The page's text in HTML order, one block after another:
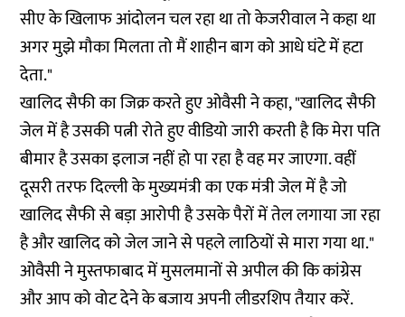
सीए के खिलाफ आंदोलन चल रहा था तो केजरीवाल ने कहा था
अगर मुझे मौका मिलता तो मैं शाहीन बाग को आधे घंटे में हटा
देता."
खालिद सैफी का जिक्र करते हुए ओवैसी ने कहा, "खालिद सैफी
जेल में है उसकी पत्नी रोते हुए वीडियो जारी करती है कि मेरा पति
बीमार है उसका इलाज नहीं हो पा रहा है वह मर जाएगा. वहीं
दूसरी तरफ दिल्ली के मुख्यमंत्री का एक मंत्री जेल में है जो
खालिद सैफी से बड़ा आरोपी है उसके पैरों में तेल लगाया जा रहा
है और खालिद को जेल जाने से पहले लाठियों से मारा गया था."
ओवैसी ने मुस्तफाबाद में मुसलमानों से अपील की कि कांग्रेस
और आप को वोट देने के बजाय अपनी लीडरशिप तैयार करें.